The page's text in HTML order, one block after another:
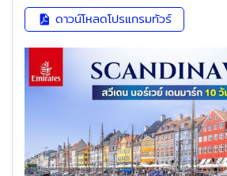
ดาวน์โหลดโปรแกรมทัวร์